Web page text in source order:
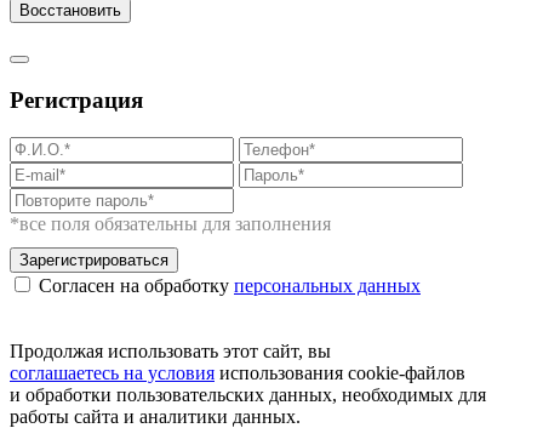
Восстановить
Регистрация
*все поля обязательны для заполнения
Зарегистрироваться
Согласен на обработку персональных данных
Продолжая использовать этот сайт, вы
соглашаетесь на условия использования cookie-файлов
и обработки пользовательских данных, необходимых для
работы сайта и аналитики данных.